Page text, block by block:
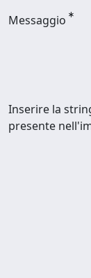
Messaggio
Inserire la
presente